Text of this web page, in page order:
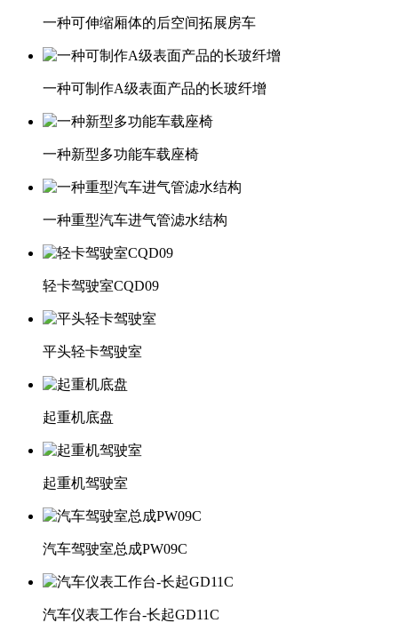
一种可伸缩厢体的后空间拓展房车
一种可制作A级表面产品的长玻纤增
一种新型多功能车载座椅
一种重型汽车进气管滤水结构
轻卡驾驶室CQD09
平头轻卡驾驶室
起重机底盘
起重机驾驶室
汽车驾驶室总成PW09C
汽车仪表工作台-长起GD11C